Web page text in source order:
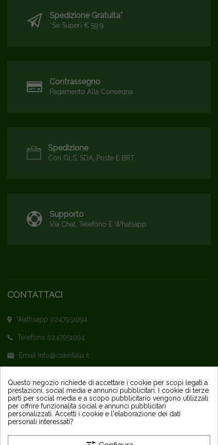
Spedizione Gratuita*
*se Superi € 59,9
Contrassegno
Pagamento Alla Consegna
Spedizione
Con GLS, SDA, Poste E BRT
Supporto
Via Chat, Telefono E Whatsapp
CONTATTACI
Wathsapp 0247951994
Telefono 0247951994
Email info@cakeitalia.it
dalle ore 9,30 alle 14 e dalle 15 alle 18
Questo negozio richiede di accettare i cookie per scopi legati a
prestazioni, social media e annunci pubblicitari. I cookie di terze
parti per social media e a scopo pubblicitario vengono utilizzati
per offrire funzionalità social e annunci pubblicitari
personalizzati. Accetti i cookie e l'elaborazione dei dati
personali interessati?